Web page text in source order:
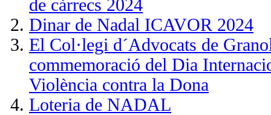
de càrrecs 2024
Dinar de Nadal ICAVOR 2024
El Col·legi d´Advocats de
commemoració del Dia
Violència contra la Dona
Loteria de NADAL